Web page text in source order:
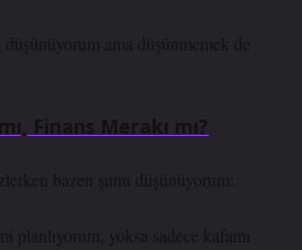
düşünüyorum ama düşünmemek de
Finans Merakı mı?
bazen şunu düşünüyorum:
planlıyorum, yoksa sadece kafamı